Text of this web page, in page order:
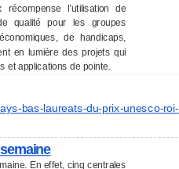
l’utilisation de
qualité pour les groupes
de handicaps,
en lumière des projets qui
et applications de pointe.
bas-laureats-du-prix-unesco-roi-
En effet, cinq centrales